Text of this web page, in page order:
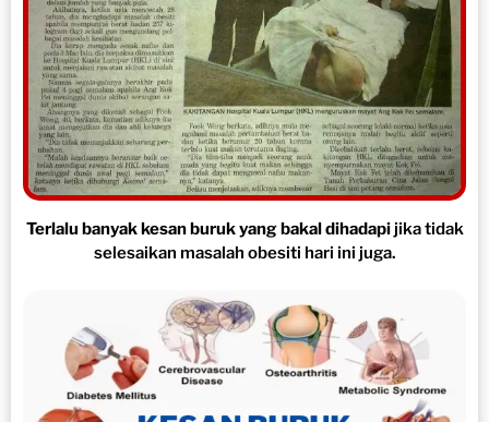
Terlalu banyak kesan buruk yang bakal dihadapijika tidak
selesaikan masalah obesiti hari ini juga.